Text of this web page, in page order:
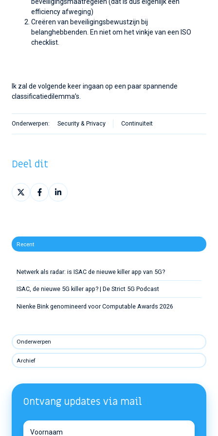
efficiency afweging)
Creëren van beveiligingsbewustzijn bij
belanghebbenden. En niet om het vinkje van een ISO
checklist.
Ik zal de volgende keer ingaan op een paar spannende
classificatiedilemma’s.
Onderwerpen: Security & Privacy Continuïteit
Deel dit
Deel
op
Deel
op
Deel
op
Recent
Netwerk als radar: is ISAC de nieuwe killer app van 5G?
ISAC, de nieuwe 5G killer app? | De Strict 5G Podcast
Nienke Bink genomineerd voor Computable Awards 2026
Onderwerpen
Archief
Ontvang updates via mail
Voornaam
Voornaam